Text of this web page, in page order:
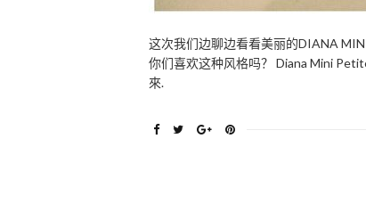
这次我们边聊边看看美丽的DIANA
你们喜欢这种风格吗？ Diana Mini
來.